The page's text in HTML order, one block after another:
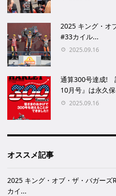
2025 キング・オ
#33カイル...
2025.09.16
通算300号達成!
10月号』は永久
2025.09.16
オススメ記事
2025 キング・オブ・ザ・バガーズ
カイ...